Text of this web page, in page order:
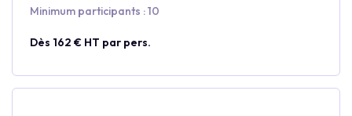
Minimum participants : 10
Dès 162 € HT par pers.